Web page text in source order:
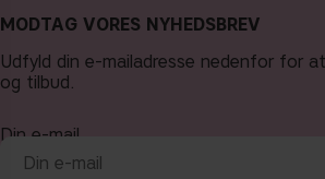
MODTAG VORES NYHEDSBREV
Udfyld din e-mailadresse nedenfor for
og tilbud.
Din e-mail